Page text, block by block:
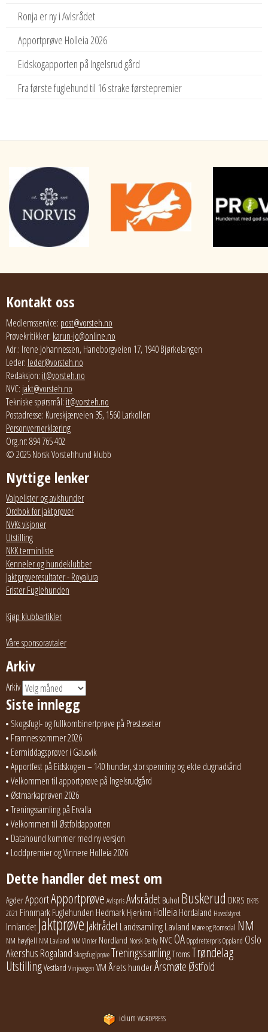
Ronja er ny i Avlsrådet
Apportprøve Holleia 2026
Eidskogapporten på Ingelsrud gård
Fra første fuglehund til 16 strake førstepremier
Kontakt oss
Medlemsservice: post@vorsteh.no
Prøvekritikker: karun-jo@online.no
Adr.: Irene Johannessen, Haneborgveien 17, 1940 Bjørkelangen
Leder: leder@vorsteh.no
Redaksjon: it@vorsteh.no
NVC: jakt@vorsteh.no
Tekniske spørsmål: it@vorsteh.no
Postadresse: Kureskjærveien 35, 1560 Larkollen
Personvernerklæring
Org.nr: 894 765 402
© 2025 Norsk Vorstehhund klubb
Nyttige lenker
Valpelister og avlshunder
Ordbok for jaktprøver
NVKs visjoner
Utstilling
NKK terminliste
Kenneler og hundeklubber
Jaktprøveresultater - Royalura
Frister Fuglehunden
Kjøp klubbartikler
Våre sponsoravtaler
Arkiv
Arkiv
Siste innlegg
Skogsfugl- og fullkombinertprøve på Presteseter
Framnes sommer 2026
Eermiddagsprøver i Gausvik
Apportfest på Eidskogen – 140 hunder, stor spenning og ekte dugnadsånd
Velkommen til apportprøve på Ingelsrudgård
Østmarkaprøven 2026
Treningssamling på Ervalla
Velkommen til Østfoldapporten
Datahound kommer med ny versjon
Loddpremier og Vinnere Holleia 2026
Dette handler det mest om
AgderApportApportprøve AvlsprisAvlsrådet Buhol Buskerud DKRS DKRS
2021 FinnmarkFuglehunden Hedmark Hjerkinn Holleia Hordaland Hovedstyret
InnlandetJaktprøve JaktrådetLandssamlingLavland Møre og Romsdal NM
NM høyfjell NM Lavland NM Vinter Nordland Norsk Derby NVC OAOppdretterprisOppland Oslo
Akershus Rogaland SkogsfuglprøveTreningssamlingTroms Trøndelag
UtstillingVestland Vinjevegen VMÅrets hunderÅrsmøteØstfold
idium WORDPRESS